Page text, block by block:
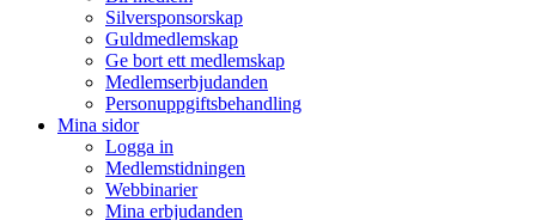
Silversponsorskap
Guldmedlemskap
Ge bort ett medlemskap
Medlemserbjudanden
Personuppgiftsbehandling
Mina sidor
Logga in
Medlemstidningen
Webbinarier
Mina erbjudanden